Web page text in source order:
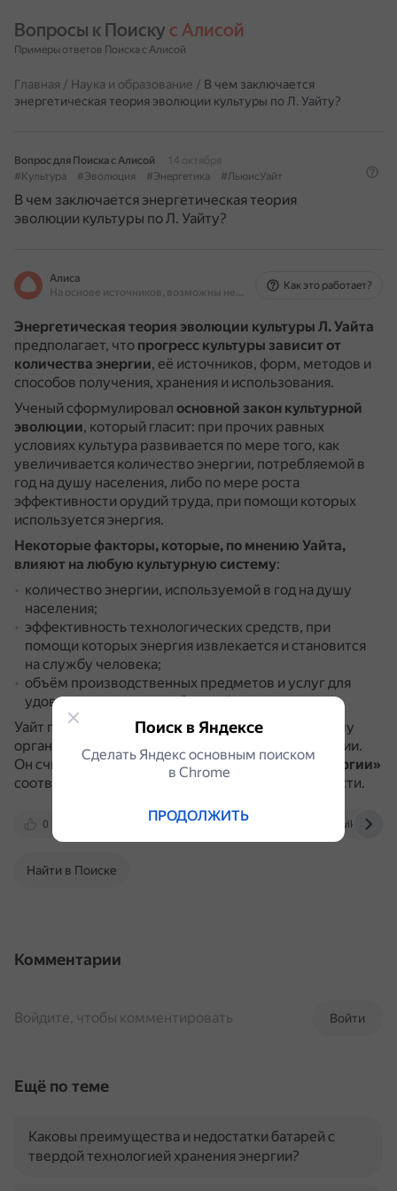
Вопросы к Поиску с Алисой
Примеры ответов Поиска с Алисой
Главная / Наука и образование / В чем заключается
энергетическая теория эволюции культуры по Л. Уайту?
Вопрос для Поиска с Алисой
14 октября
#Культура
#Эволюция #Энергетика #ЛьюисУайт
В чем заключается энергетическая теория
эволюции культуры по Л. Уайту?
Алиса
На основе источников, возможны неточности
Как это работает?
Энергетическая теория эволюции культуры Л. Уайта
предполагает, что прогресс культуры зависит от
количества энергии, её источников, форм, методов и
способов получения, хранения и использования.
Ученый сформулировал основной закон культурной
эволюции, который гласит: при прочих равных
условиях культура развивается по мере того, как
увеличивается количество энергии, потребляемой в
год на душу населения, либо по мере роста
эффективности орудий труда, при помощи которых
используется энергия.
Некоторые факторы, которые, по мнению Уайта,
влияют на любую культурную систему:
количество энергии, используемой в год на душу
населения;
эффективность технологических средств, при
помощи которых энергия извлекается и становится
на службу человека;
объём производственных предметов и услуг для
удовлетворения потребностей человека.
Уайт предлагал рассматривать культуру как форму
организации и систему по преобразованию энергии.
Он считал, чтокаждому способу «обуздания энергии»
соответствуют определённые культурные ценности.
0 cyberleninka.ru
Найти в Поиске
Комментарии
Войти
Войдите, чтобы комментировать
Ещё по теме
Каковы преимущества и недостатки батарей с
твердой технологией хранения энергии?
Поиск в Яндексе
Сделать Яндекс основным поиском
в Сhrome
ПРОДОЛЖИТЬ